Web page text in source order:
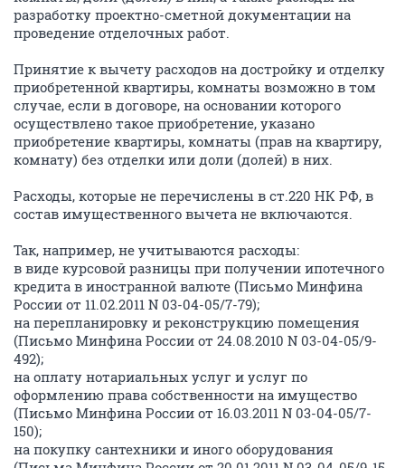
разработку проектно-сметной документации на
проведение отделочных работ.
Принятие к вычету расходов на достройку и отделку
приобретенной квартиры, комнаты возможно в том
случае, если в договоре, на основании которого
осуществлено такое приобретение, указано
приобретение квартиры, комнаты (прав на квартиру,
комнату) без отделки или доли (долей) в них.
Расходы, которые не перечислены в ст.220 НК РФ, в
состав имущественного вычета не включаются.
Так, например, не учитываются расходы:
в виде курсовой разницы при получении ипотечного
кредита в иностранной валюте (Письмо Минфина
России от 11.02.2011 N 03-04-05/7-79);
на перепланировку и реконструкцию помещения
(Письмо Минфина России от 24.08.2010 N 03-04-05/9-
492);
на оплату нотариальных услуг и услуг по
оформлению права собственности на имущество
(Письмо Минфина России от 16.03.2011 N 03-04-05/7-
150);
на покупку сантехники и иного оборудования